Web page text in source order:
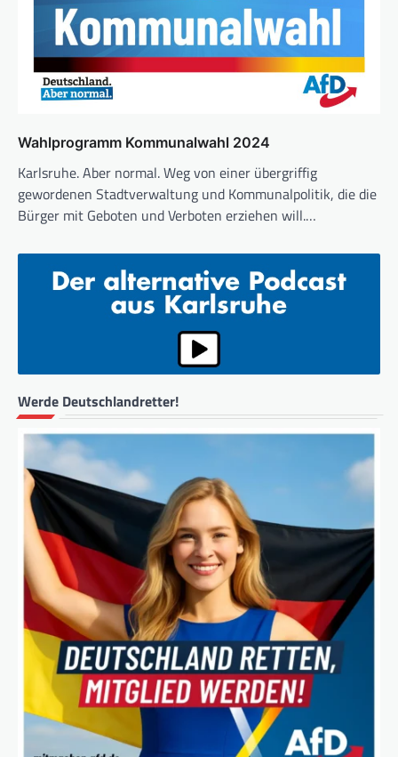
Wahlprogramm Kommunalwahl 2024
Karlsruhe. Aber normal. Weg von einer übergriffig
gewordenen Stadtverwaltung und Kommunalpolitik, die die
Bürger mit Geboten und Verboten erziehen will.…
Werde Deutschlandretter!